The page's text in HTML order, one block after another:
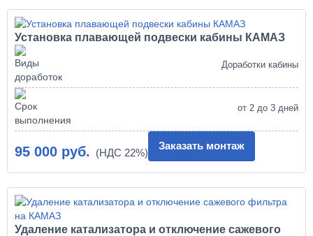
Установка плавающей подвески кабины КАМАЗ
Доработки кабины
от 2 до 3 дней
95 000 руб. Заказать монтаж
Удаление катализатора и отключение сажевого